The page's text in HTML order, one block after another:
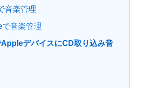
音楽管理
音楽管理
デバイスにCD取り込み音